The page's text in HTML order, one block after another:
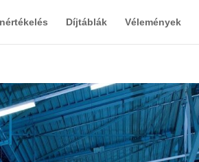
Díjtáblák Vélemények